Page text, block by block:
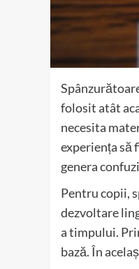
folosit atât
necesita
experiența să
genera
Pentru copii,
dezvoltare
a timpului.
bază. În